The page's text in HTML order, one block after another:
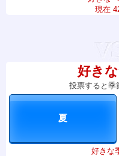
現在
好き
投票すると季
好きな